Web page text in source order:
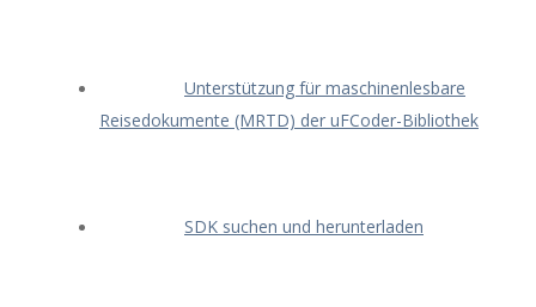
Unterstützung für maschinenlesbare
Reisedokumente (MRTD) der uFCoder-Bibliothek
SDK suchen und herunterladen